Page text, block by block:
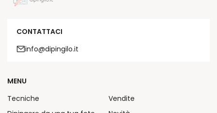
CONTATTACI
info@dipingilo.it
MENU
Tecniche
Vendite